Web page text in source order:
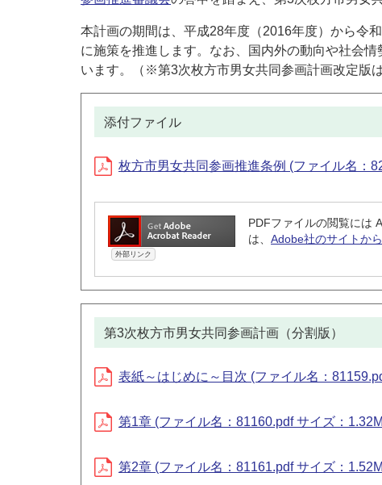
本計画の期間は、平成28年度（2016年度）から令
に施策を推進します。なお、国内外の動向や社会
います。（※第3次枚方市男女共同参画計画改定版
添付ファイル
枚方市男女共同参画推進条例 (ファイル名：
外部リンク
PDFファイルの閲覧には
は、 Adobe社のサイトか
第3次枚方市男女共同参画計画（分割版）
表紙～はじめに～目次 (ファイル名：
第1章 (ファイル名：81160.pdf サイズ：
第2章 (ファイル名：81161.pdf サイズ：